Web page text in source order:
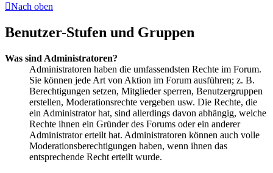
Nach oben
Benutzer-Stufen und Gruppen
Was sind Administratoren?
Administratoren haben die umfassendsten Rechte im Forum.
Sie können jede Art von Aktion im Forum ausführen; z. B.
Berechtigungen setzen, Mitglieder sperren, Benutzergruppen
erstellen, Moderationsrechte vergeben usw. Die Rechte, die
ein Administrator hat, sind allerdings davon abhängig, welche
Rechte ihnen ein Gründer des Forums oder ein anderer
Administrator erteilt hat. Administratoren können auch volle
Moderationsberechtigungen haben, wenn ihnen das
entsprechende Recht erteilt wurde.